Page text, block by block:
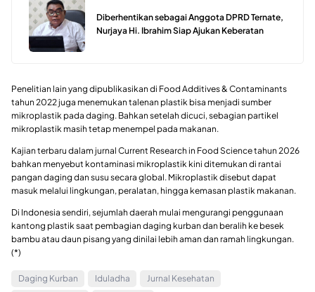
Diberhentikan sebagai Anggota DPRD Ternate,
Nurjaya Hi. Ibrahim Siap Ajukan Keberatan
Penelitian lain yang dipublikasikan di Food Additives & Contaminants
tahun 2022 juga menemukan talenan plastik bisa menjadi sumber
mikroplastik pada daging. Bahkan setelah dicuci, sebagian partikel
mikroplastik masih tetap menempel pada makanan.
Kajian terbaru dalam jurnal Current Research in Food Sciencetahun 2026
bahkan menyebut kontaminasi mikroplastik kini ditemukan di rantai
pangan daging dan susu secara global. Mikroplastik disebut dapat
masuk melalui lingkungan, peralatan, hingga kemasan plastik makanan.
Di Indonesia sendiri, sejumlah daerah mulai mengurangi penggunaan
kantong plastik saat pembagian daging kurban dan beralih ke besek
bambu atau daun pisang yang dinilai lebih aman dan ramah lingkungan.
(*)
Daging Kurban Iduladha
Jurnal Kesehatan